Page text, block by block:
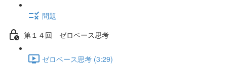
問題
第１４回 ゼロベース思考
ゼロベース思考 (3:29)